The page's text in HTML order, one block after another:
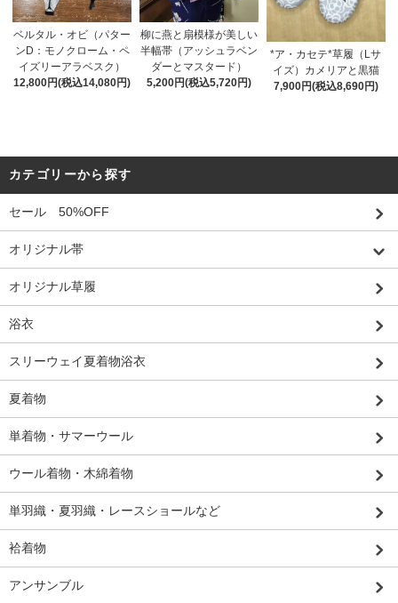
ベルタル・オビ（パター
ンD：モノクローム・ペ
イズリーアラベスク）
12,800円(税込14,080円)
柳に燕と扇模様が美しい
半幅帯（アッシュラベン
ダーとマスタード）
5,200円(税込5,720円)
*ア・カセテ*草履（Lサ
イズ）カメリアと黒猫
7,900円(税込8,690円)
カテゴリーから探す
セール 50%OFF
オリジナル帯
オリジナル草履
浴衣
スリーウェイ夏着物浴衣
夏着物
単着物・サマーウール
ウール着物・木綿着物
単羽織・夏羽織・レースショールなど
袷着物
アンサンブル